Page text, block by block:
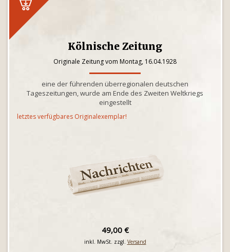
Kölnische Zeitung
Originale Zeitung vom Montag, 16.04.1928
eine der führenden überregionalen deutschen
Tageszeitungen, wurde am Ende des Zweiten Weltkriegs
eingestellt
letztes verfügbares Originalexemplar!
49,00 €
inkl. MwSt. zzgl. Versand